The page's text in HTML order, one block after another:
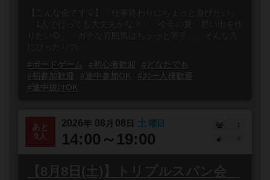
【こんな会です💡】「仕事終わりにちょっと遊びたい」
「1人で行っても大丈夫かな？」「今年の夏、思い出を作
りたい🌻」「ガチな雰囲気はちょっと苦手…」そんな方
#ボードゲーム
#初心者歓迎
#どなたでも
#初参加歓迎
#途中参加OK
#お一人様歓迎
#途中抜けOK
あと
9人
2026年 08 月 08 日 土 曜日
14:00～19:00
1
【8月8日(土)】トリプルスパン会